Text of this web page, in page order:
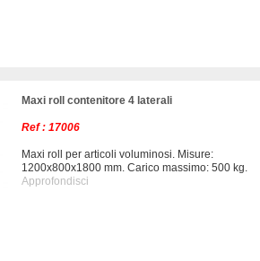
Maxi roll contenitore 4 laterali
Ref : 17006
Maxi roll per articoli voluminosi. Misure:
1200x800x1800 mm. Carico massimo: 500 kg.
Approfondisci